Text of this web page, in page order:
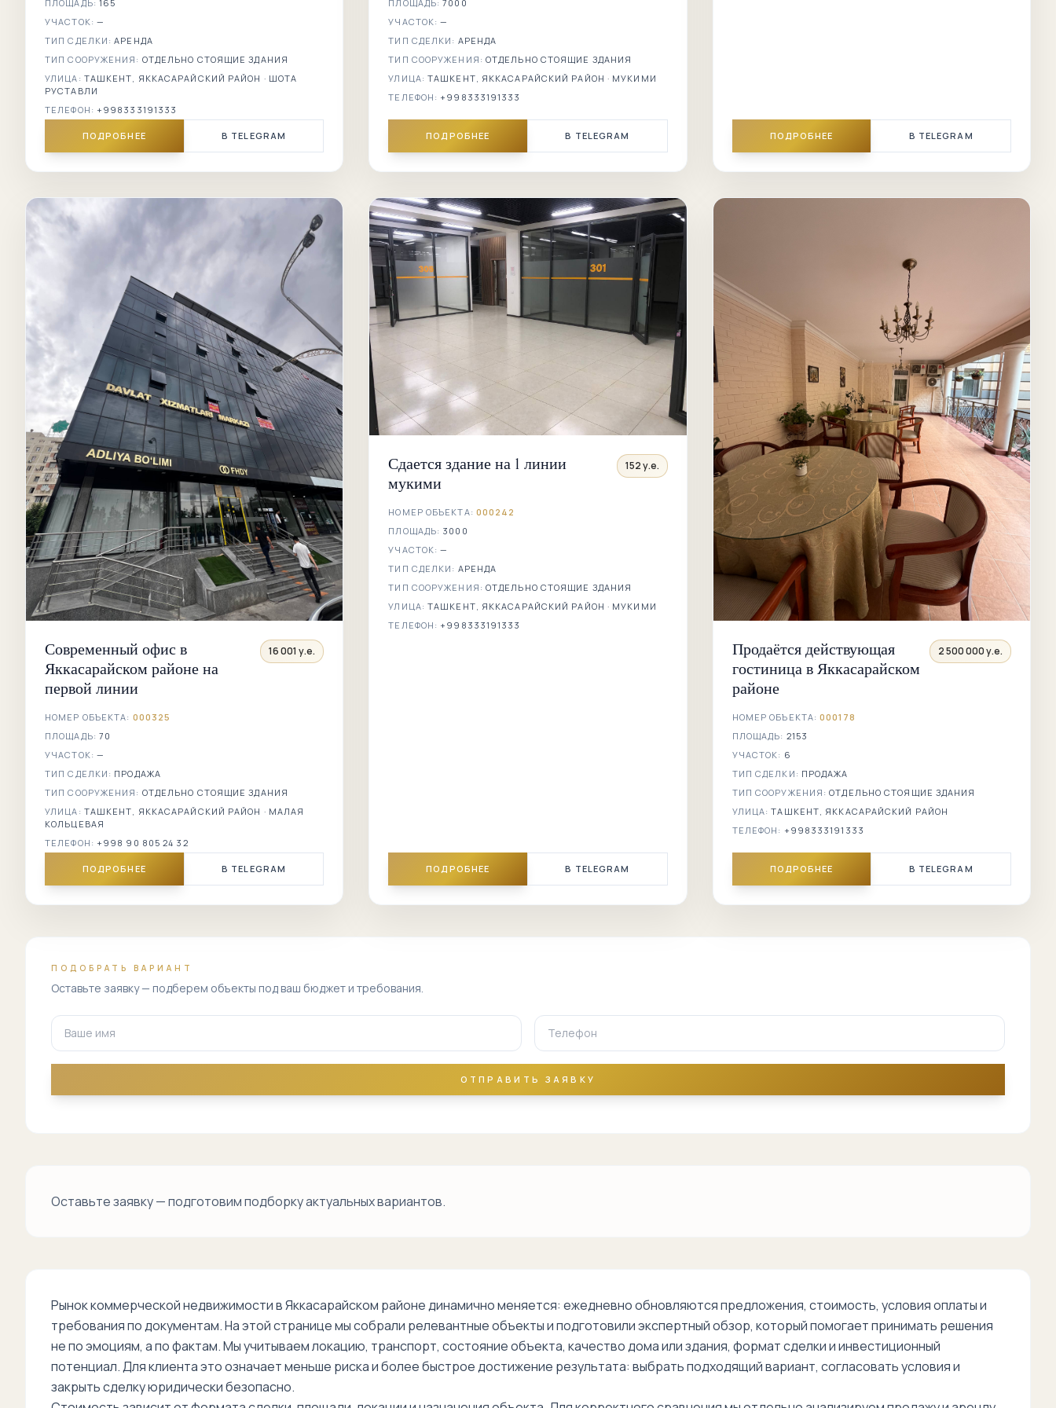
Pyramid
Grand Mir
рядом
Богибустон
Текстильный
улица Чехова
Бешагач
Сапёрная
ПЛОЩАДЬ: 165
УЧАСТОК: —
ТИП СДЕЛКИ:АРЕНДА
ТИП СООРУЖЕНИЯ: ОТДЕЛЬНО СТОЯЩИЕ ЗДАНИЯ
УЛИЦА: ТАШКЕНТ, ЯККАСАРАЙСКИЙ РАЙОН · ШОТА
РУСТАВЛИ
ТЕЛЕФОН: +998333191333
ПОДРОБНЕЕ В TELEGRAM
ПЛОЩАДЬ:7000
УЧАСТОК:—
ТИП СДЕЛКИ: АРЕНДА
ТИП СООРУЖЕНИЯ: ОТДЕЛЬНО СТОЯЩИЕ ЗДАНИЯ
УЛИЦА:ТАШКЕНТ, ЯККАСАРАЙСКИЙ РАЙОН · МУКИМИ
ТЕЛЕФОН: +998333191333
ПОДРОБНЕЕ В TELEGRAM ПОДРОБНЕЕ В TELEGRAM
Современный офис в
Яккасарайском районе на
первой линии
16 001 у.е.
НОМЕР ОБЪЕКТА: 000325
ПЛОЩАДЬ: 70
УЧАСТОК: —
ТИП СДЕЛКИ: ПРОДАЖА
ТИП СООРУЖЕНИЯ: ОТДЕЛЬНО СТОЯЩИЕ ЗДАНИЯ
УЛИЦА: ТАШКЕНТ, ЯККАСАРАЙСКИЙ РАЙОН · МАЛАЯ
КОЛЬЦЕВАЯ
ТЕЛЕФОН: +998 90 805 24 32
ПОДРОБНЕЕ В TELEGRAM
Сдается здание на 1 линии
мукими
152 у.е.
НОМЕР ОБЪЕКТА: 000242
ПЛОЩАДЬ: 3000
УЧАСТОК:—
ТИП СДЕЛКИ: АРЕНДА
ТИП СООРУЖЕНИЯ: ОТДЕЛЬНО СТОЯЩИЕ ЗДАНИЯ
УЛИЦА:ТАШКЕНТ, ЯККАСАРАЙСКИЙ РАЙОН · МУКИМИ
ТЕЛЕФОН: +998333191333
ПОДРОБНЕЕ В TELEGRAM
Продаётся действующая
гостиница в Яккасарайском
районе
2 500 000 у.е.
НОМЕР ОБЪЕКТА:000178
ПЛОЩАДЬ: 2153
УЧАСТОК: 6
ТИП СДЕЛКИ: ПРОДАЖА
ТИП СООРУЖЕНИЯ:ОТДЕЛЬНО СТОЯЩИЕ ЗДАНИЯ
УЛИЦА:ТАШКЕНТ, ЯККАСАРАЙСКИЙ РАЙОН
ТЕЛЕФОН: +998333191333
ПОДРОБНЕЕ В TELEGRAM
ПОДОБРАТЬ ВАРИАНТ
Оставьте заявку — подберем объекты под ваш бюджет и требования.
ОТПРАВИТЬ ЗАЯВКУ
Оставьте заявку — подготовим подборку актуальных вариантов.
Рынок коммерческой недвижимости в Яккасарайском районе динамично меняется: ежедневно обновляются предложения, стоимость, условия оплаты и
требования по документам. На этой странице мы собрали релевантные объекты и подготовили экспертный обзор, который помогает принимать решения
не по эмоциям, а по фактам. Мы учитываем локацию, транспорт, состояние объекта, качество дома или здания, формат сделки и инвестиционный
потенциал. Для клиента это означает меньше риска и более быстрое достижение результата: выбрать подходящий вариант, согласовать условия и
закрыть сделку юридически безопасно.